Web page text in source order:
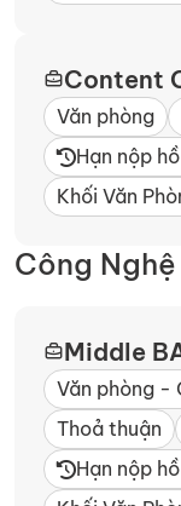
Content
Văn phòng
Hạn nộp
Khối Văn
Công
Middle
Văn phòng -
Thoả thuận
Hạn nộp